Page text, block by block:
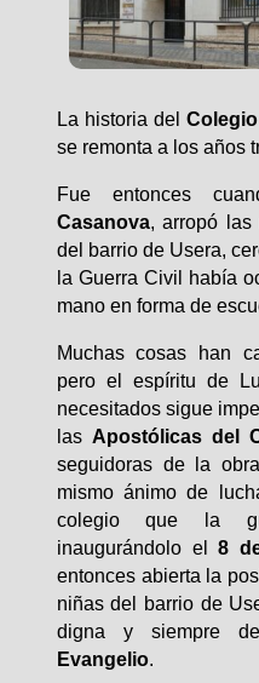
La historia del
se remonta a los años
Fue entonces
Casanova, arropó las
del barrio de Usera,
la Guerra Civil había
mano en forma de
Muchas cosas han
pero el espíritu de
necesitados sigue
lasApostólicas del
seguidoras de la
mismo ánimo de
colegio que la
inaugurándolo el8
entonces abierta la
niñas del barrio de
digna y siempre
Evangelio.